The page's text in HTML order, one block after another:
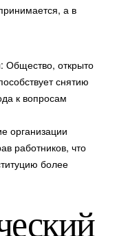
а в
Общество, открыто
снятию
к вопросам
организации
работников, что
более